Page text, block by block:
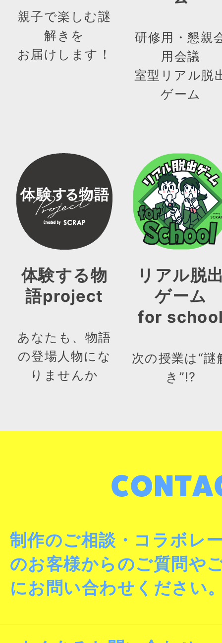
親子で楽しむ謎
解きを
お届けします！
研修用・懇親
用会議
室型リアル脱
ゲーム
体験する物
語project
あなたも、物語
の登場人物にな
りませんか
リアル脱
ゲーム
for
次の授業は“謎
き”!?
制作のご相談・コラボレ
のお客様からのご質問や
にお問い合わせください